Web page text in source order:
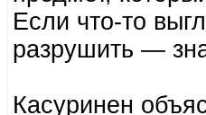
Если что-то
разрушить —
Касуринен